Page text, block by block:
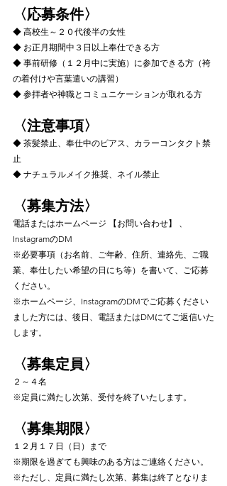
〈応募条件〉
◆ 高校生～２０代後半の女性
◆ お正月期間中３日以上奉仕できる方
◆ 事前研修（１２月中に実施）に参加できる方（袴
の着付けや言葉遣いの講習）
◆ 参拝者や神職とコミュニケーションが取れる方
〈注意事項〉
◆ 茶髪禁止、奉仕中のピアス、カラーコンタクト禁
止
◆ ナチュラルメイク推奨、ネイル禁止
〈募集方法〉
電話またはホームページ 【お問い合わせ】 、
InstagramのDM
※必要事項（お名前、ご年齢、住所、連絡先、ご職
業、奉仕したい希望の日にち等）を書いて、ご応募
ください。
※ホームページ、InstagramのDMでご応募ください
ました方には、後日、電話またはDMにてご返信いた
します。
〈募集定員〉
２～４名
※定員に満たし次第、受付を終了いたします。
〈募集期限〉
１２月１７日（日）まで
※期限を過ぎても興味のある方はご連絡ください。
※ただし、定員に満たし次第、募集は終了となりま